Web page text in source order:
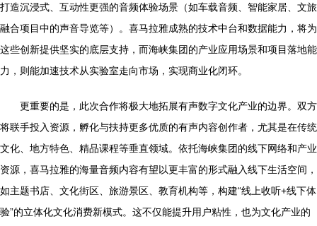
打造沉浸式、互动性更强的音频体验场景（如车载音频、智能家居、文旅
融合项目中的声音导览等）。喜马拉雅成熟的技术中台和数据能力，将为
这些创新提供坚实的底层支持，而海峡集团的产业应用场景和项目落地能
力，则能加速技术从实验室走向市场，实现商业化闭环。
更重要的是，此次合作将极大地拓展有声数字文化产业的边界。双方
将联手投入资源，孵化与扶持更多优质的有声内容创作者，尤其是在传统
文化、地方特色、精品课程等垂直领域。依托海峡集团的线下网络和产业
资源，喜马拉雅的海量音频内容有望以更丰富的形式融入线下生活空间，
如主题书店、文化街区、旅游景区、教育机构等，构建“线上收听+线下体
验”的立体化文化消费新模式。这不仅能提升用户粘性，也为文化产业的